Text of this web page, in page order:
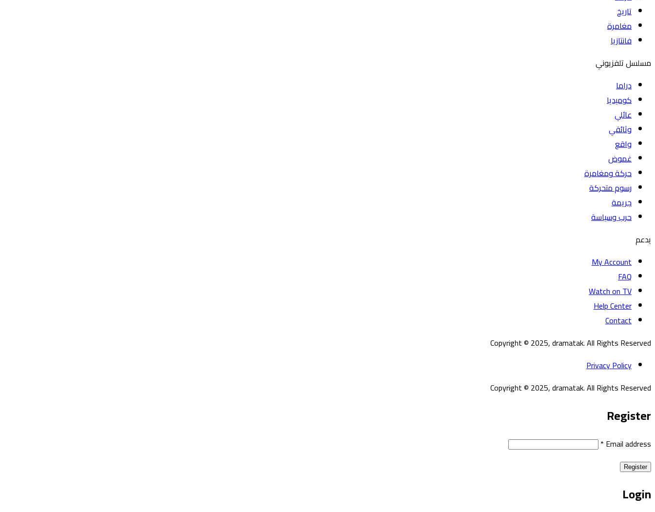
تاريخ
مغامرة
فانتازيا
مسلسل تلفزيوني
دراما
كوميديا
عائلي
وثائقي
واقع
غموض
حركة ومغامرة
رسوم متحركة
جريمة
حرب وسياسة
يدعم
My Account
FAQ
Watch on TV
Help Center
Contact
Copyright © 2025, dramatak. All Rights Reserved
Privacy Policy
Copyright © 2025, dramatak. All Rights Reserved
Register
Email address
*
Register
Login